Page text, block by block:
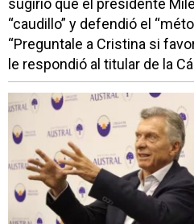
sugirió que el presidente
“caudillo” y defendió el
“Preguntale a Cristina si
le respondió al titular de la